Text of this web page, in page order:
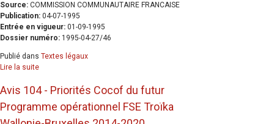
Source: COMMISSION COMMUNAUTAIRE FRANCAISE
Publication: 04-07-1995
Entrée en vigueur: 01-09-1995
Dossier numéro: 1995-04-27/46
Publié dans Textes légaux
Lire la suite
Avis 104 - Priorités Cocof du futur
Programme opérationnel FSE Troïka